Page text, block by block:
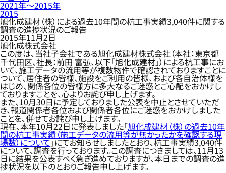
2021年〜2015年
2015
旭化成建材（株）による過去10年間の杭工事実績3,040件に関する
調査の進捗状況のご報告
2015年11月2日
旭化成株式会社
この度は、当社子会社である旭化成建材株式会社（本社：東京都
千代田区、社長：前田 富弘、以下「旭化成建材」）による杭工事にお
いて、施工データの流用等が複数物件で確認されておりますことに
ついて、居住者の皆様、施設をご利用の皆様、および各自治体様を
はじめ、関係各位の皆様方に多大なるご迷惑とご心配をおかけし
ておりますことを、心よりお詫び申し上げます。
また、10月30日に予定しておりました公表を中止とさせていただ
き、報道関係者各位および関係者各位にご迷惑をおかけしました
ことを、併せてお詫び申し上げます。
現在、本年10月22日に発表しました「旭化成建材（株）の過去10年
間の杭工事実績（施工データの流用等が無かったかを確認する現
場数）について」にてお知らせしましたとおり、杭工事実績3,040件
について、調査を行っております。この調査につきましては、11月13
日に結果を公表すべく急ぎ進めておりますが、本日までの調査の進
捗状況を以下のとおりご報告申し上げます。